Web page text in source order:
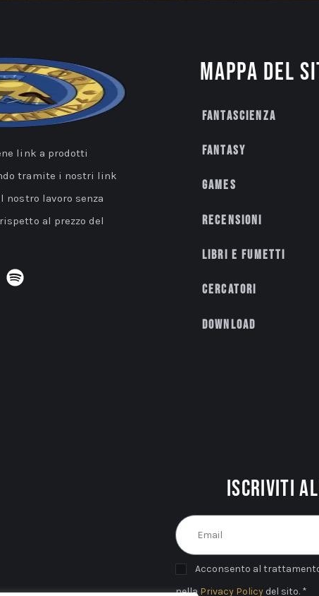
link a prodotti
tramite i nostri link
nostro lavoro senza
al prezzo del
Mappa del
Fantascienza
Fantasy
Games
Recensioni
Libri e fumetti
Cercatori
Download
Iscriviti
Acconsento al
nella Privacy Policy del sito. *